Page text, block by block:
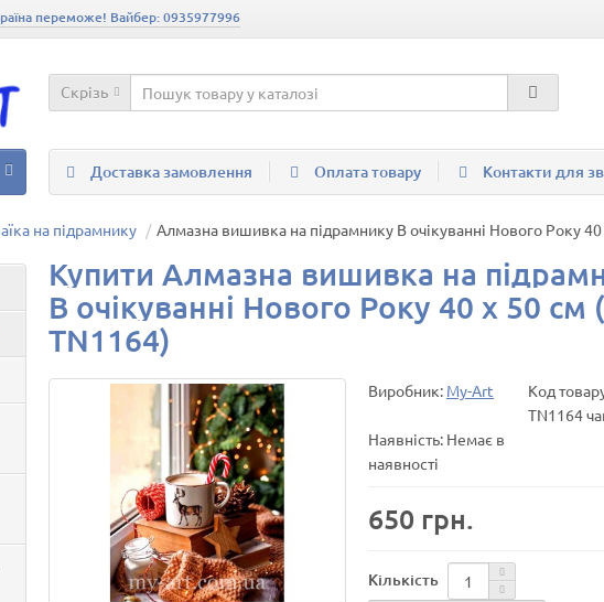
переможе! Вайбер: 0935977996
Скрізь
Доставка замовлення Оплата товару Контакти для
на підрамнику Алмазна вишивка на підрамнику В очікуванні Нового Року
Купити Алмазна вишивка на
В очікуванні Нового Року 40 х 50 см
TN1164)
Виробник: My-Art
Код
TN1164
Наявність: Немає в
наявності
650 грн.
Кількість